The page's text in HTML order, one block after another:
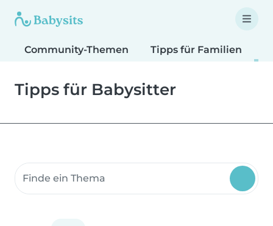
Community-Themen Tipps für Familien
Tipps für Babysitter
Suche Community-Themen